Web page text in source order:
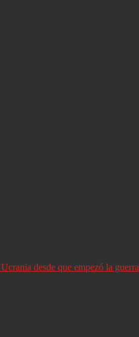
desde que empezó la guerra